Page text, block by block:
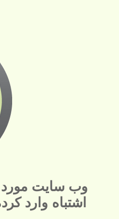
وب سایت مورد
اشتباه وارد